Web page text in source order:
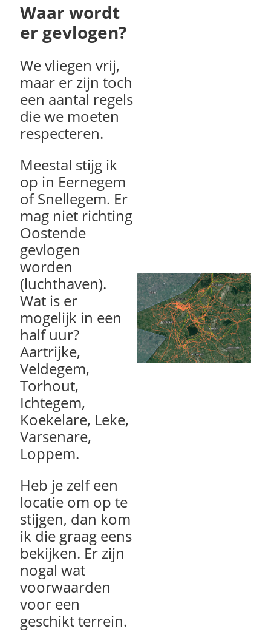
Waar wordt
er gevlogen?
We vliegen vrij,
maar er zijn toch
een aantal regels
die we moeten
respecteren.
Meestal stijg ik
op in Eernegem
of Snellegem. Er
mag niet richting
Oostende
gevlogen
worden
(luchthaven).
Wat is er
mogelijk in een
half uur?
Aartrijke,
Veldegem,
Torhout,
Ichtegem,
Koekelare, Leke,
Varsenare,
Loppem.
Heb je zelf een
locatie om op te
stijgen, dan kom
ik die graag eens
bekijken. Er zijn
nogal wat
voorwaarden
voor een
geschikt terrein.